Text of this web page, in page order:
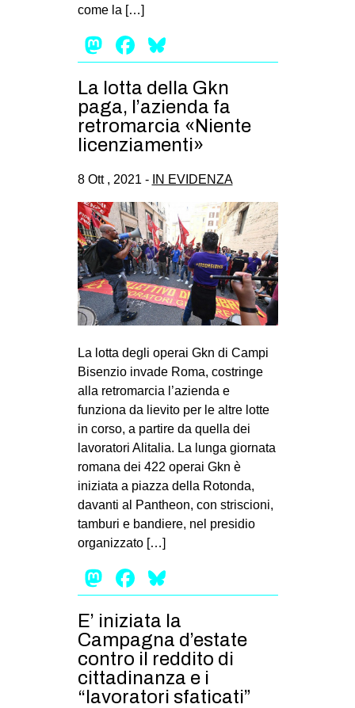
come la […]
Mastodon
Facebook
La lotta della Gkn
paga, l’azienda fa
retromarcia «Niente
licenziamenti»
8 Ott , 2021 - IN EVIDENZA
La lotta degli operai Gkn di Campi
Bisenzio invade Roma, costringe
alla retromarcia l’azienda e
funziona da lievito per le altre lotte
in corso, a partire da quella dei
lavoratori Alitalia. La lunga giornata
romana dei 422 operai Gkn è
iniziata a piazza della Rotonda,
davanti al Pantheon, con striscioni,
tamburi e bandiere, nel presidio
organizzato […]
Mastodon
Facebook
E’ iniziata la
Campagna d’estate
contro il reddito di
cittadinanza e i
“lavoratori sfaticati”